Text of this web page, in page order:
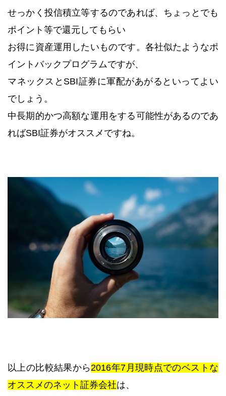
せっかく投信積立等するのであれば、ちょっとでも
ポイント等で還元してもらい
お得に資産運用したいものです。各社似たようなポ
イントバックプログラムですが、
マネックスとSBI証券に軍配があがるといってよい
でしょう。
中長期的かつ高額な運用をする可能性があるのであ
ればSBI証券がオススメですね。
以上の比較結果から2016年7月現時点でのベストな
オススメのネット証券会社は、